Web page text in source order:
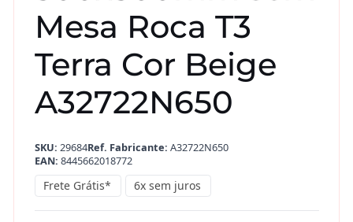
Mesa Roca T3
Terra Cor Beige
A32722N650
SKU: 29684Ref. Fabricante: A32722N650
EAN: 8445662018772
Frete Grátis* 6x sem juros